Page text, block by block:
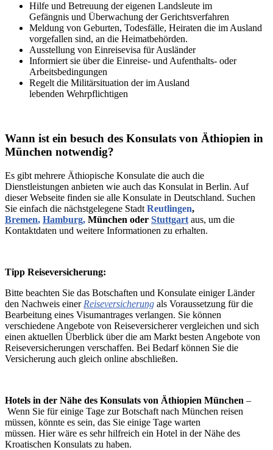
Hilfe und Betreuung der eigenen Landsleute im
Gefängnis und Überwachung der Gerichtsverfahren
Meldung von Geburten, Todesfälle, Heiraten die im Ausland
vorgefallen sind, an die Heimatbehörden.
Ausstellung von Einreisevisa für Ausländer
Informiert sie über die Einreise- und Aufenthalts- oder
Arbeitsbedingungen
Regelt die Militärsituation der im Ausland
lebenden Wehrpflichtigen
Wann ist ein besuch des Konsulats von Äthiopien in
München notwendig?
Es gibt mehrere Äthiopische Konsulate die auch die
Dienstleistungen anbieten wie auch das Konsulat in Berlin. Auf
dieser Webseite finden sie alle Konsulate in Deutschland. Suchen
Sie einfach die nächstgelegene Stadt Reutlingen,
Bremen, Hamburg, München oder Stuttgart aus, um die
Kontaktdaten und weitere Informationen zu erhalten.
Tipp Reiseversicherung:
Bitte beachten Sie das Botschaften und Konsulate einiger Länder
den Nachweis einer Reiseversicherung als Voraussetzung für die
Bearbeitung eines Visumantrages verlangen. Sie können
verschiedene Angebote von Reiseversicherer vergleichen und sich
einen aktuellen Überblick über die am Markt besten Angebote von
Reiseversicherungen verschaffen. Bei Bedarf können Sie die
Versicherung auch gleich online abschließen.
Hotels in der Nähe des Konsulats von Äthiopien München –
Wenn Sie für einige Tage zur Botschaft nach München reisen
müssen, könnte es sein, das Sie einige Tage warten
müssen. Hier wäre es sehr hilfreich ein Hotel in der Nähe des
Kroatischen Konsulats zu haben.